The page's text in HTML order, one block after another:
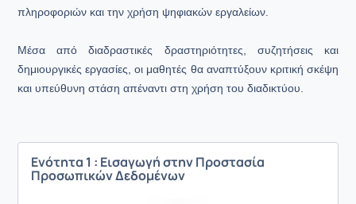
πληροφοριών και την χρήση ψηφιακών εργαλείων.
Μέσα από διαδραστικές δραστηριότητες, συζητήσεις και
δημιουργικές εργασίες, οι μαθητές θα αναπτύξουν κριτική σκέψη
και υπεύθυνη στάση απέναντι στη χρήση του διαδικτύου.
Ενότητα 1 : Εισαγωγή στην Προστασία
Προσωπικών Δεδομένων